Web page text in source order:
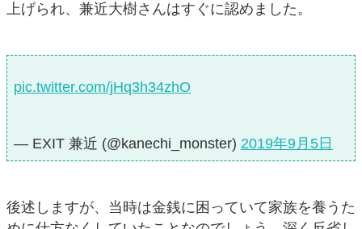
上げられ、兼近大樹さんはすぐに認めました。
pic.twitter.com/jHq3h34zhO
— EXIT 兼近 (@kanechi_monster) 2019年9月5日
後述しますが、当時は金銭に困っていて家族を養うた